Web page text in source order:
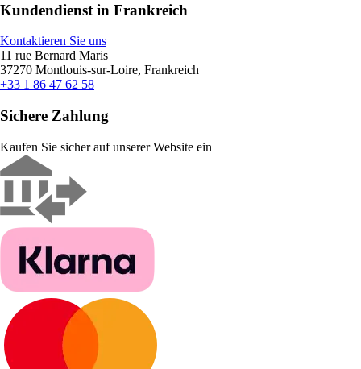
Kundendienst in Frankreich
Kontaktieren Sie uns
11 rue Bernard Maris
37270 Montlouis-sur-Loire, Frankreich
+33 1 86 47 62 58
Sichere Zahlung
Kaufen Sie sicher auf unserer Website ein